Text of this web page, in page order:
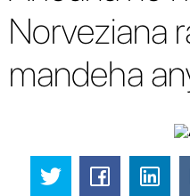
Norveziana
mandeha